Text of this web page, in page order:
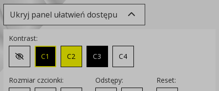
Ukryj panel ułatwień dostępu
Kontrast:
Zmień kontrast na domyślny
C1 C2 C3 C4
Rozmiar czcionki:
Odstępy: Reset: